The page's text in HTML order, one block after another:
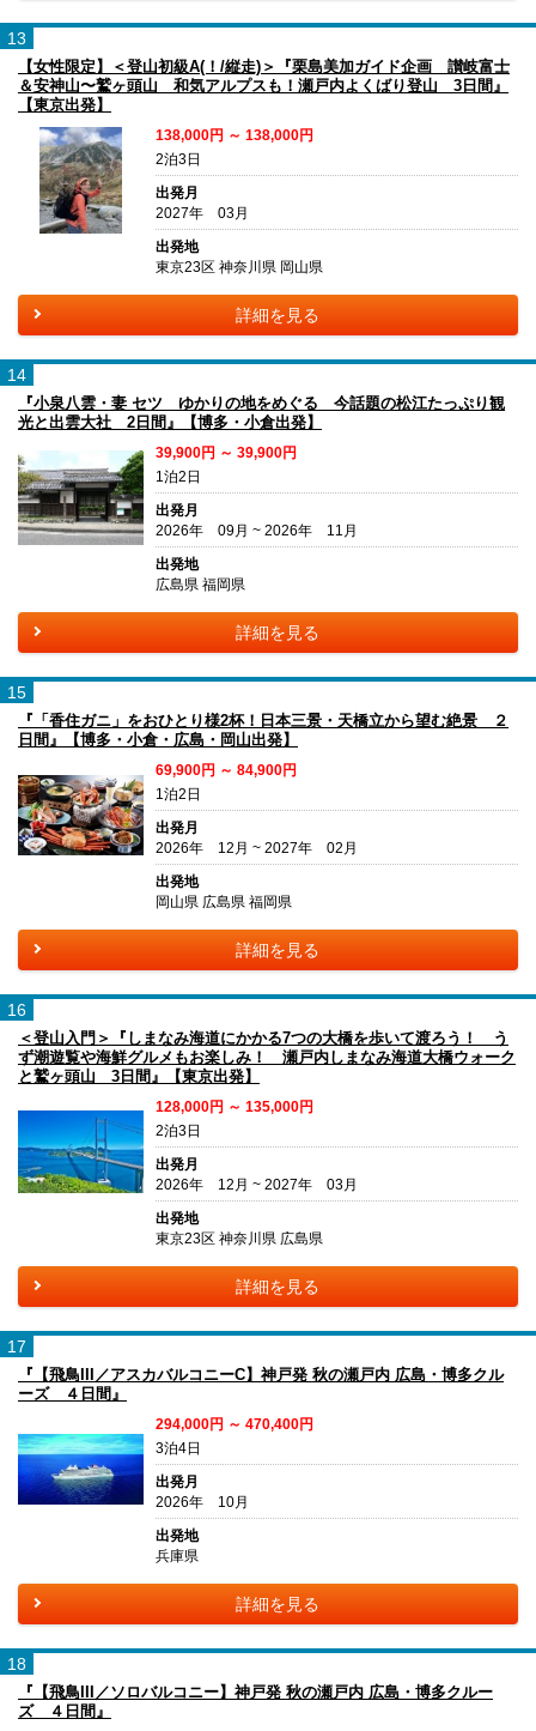
13
【女性限定】＜登山初級A(！/縦走)＞『栗島美加ガイド企画 讃岐富士
＆安神山〜鷲ヶ頭山 和気アルプスも！瀬戸内よくばり登山 3日間』
【東京出発】
138,000円 ～ 138,000円
2泊3日
出発月
2027年 03月
出発地
東京23区 神奈川県 岡山県
詳細を見る
14
『小泉八雲・妻 セツ ゆかりの地をめぐる 今話題の松江たっぷり観
光と出雲大社 2日間』【博多・小倉出発】
39,900円 ～ 39,900円
1泊2日
出発月
2026年 09月 ~ 2026年 11月
出発地
広島県 福岡県
詳細を見る
15
『「香住ガニ」をおひとり様2杯！日本三景・天橋立から望む絶景 ２
日間』【博多・小倉・広島・岡山出発】
69,900円 ～ 84,900円
1泊2日
出発月
2026年 12月 ~ 2027年 02月
出発地
岡山県 広島県 福岡県
詳細を見る
16
＜登山入門＞『しまなみ海道にかかる7つの大橋を歩いて渡ろう！ う
ず潮遊覧や海鮮グルメもお楽しみ！ 瀬戸内しまなみ海道大橋ウォーク
と鷲ヶ頭山 3日間』【東京出発】
128,000円 ～ 135,000円
2泊3日
出発月
2026年 12月 ~ 2027年 03月
出発地
東京23区 神奈川県 広島県
詳細を見る
17
『【飛鳥III／アスカバルコニーC】神戸発 秋の瀬戸内 広島・博多クル
ーズ ４日間』
294,000円 ～ 470,400円
3泊4日
出発月
2026年 10月
出発地
兵庫県
詳細を見る
18
『【飛鳥III／ソロバルコニー】神戸発 秋の瀬戸内 広島・博多クルー
ズ ４日間』